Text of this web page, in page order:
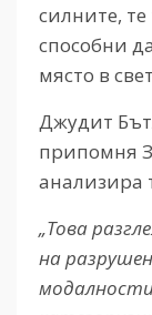
силните, те
способни
място в
Джудит
припомня
анализира
„Това
на